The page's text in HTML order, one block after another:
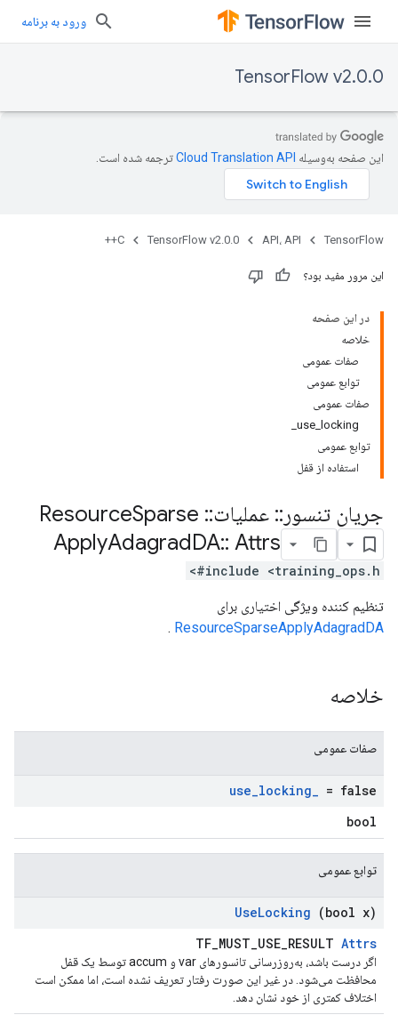
ورود به برنامه
TensorFlow v2.0.0
این صفحه به‌وسیله ترجمه شده است.
TensorFlow API، API TensorFlow v2.0.0
C++
این مرور مفید بود؟
در این صفحه
خلاصه
صفات عمومی
توابع عمومی
صفات عمومی
use_locking_
توابع عمومی
استفاده از قفل
جریان تنسور :: عملیات::
Sparse
ApplyAdagradDA:: Attrs
#include <training_ops.h>
تنظیم کننده ویژگی اختیاری برای
ResourceSparseApplyAdagradDA
.
خلاصه
صفات عمومی
use_locking_ = false
bool
توابع عمومی
UseLocking (bool x)
TF_MUST_USE_RESULT Attrs
اگر درست باشد، به‌روزرسانی تانسورهای var و accum توسط یک قفل
محافظت می‌شود. در غیر این صورت رفتار تعریف نشده است، اما ممکن است
اختلاف کمتری از خود نشان دهد.